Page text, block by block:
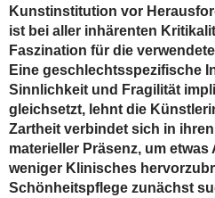
Kunstinstitution vor
ist bei aller inhärenten
Faszination für die
Eine geschlechtsspezifische
Sinnlichkeit und Fragilität
gleichsetzt, lehnt die
Zartheit ­verbindet sich in
materieller Präsenz, um
weniger Klinisches
Schönheitspflege zunächst